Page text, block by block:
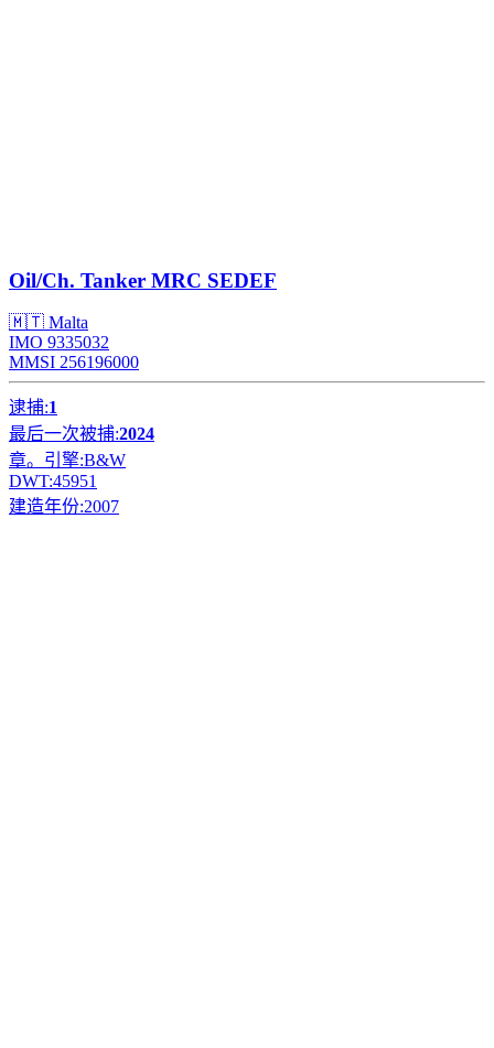
Oil/Ch. Tanker MRC SEDEF
🇲🇹 Malta
IMO 9335032
MMSI 256196000
逮捕:1
最后一次被捕:2024
章。引擎:B&W
DWT:45951
建造年份:2007